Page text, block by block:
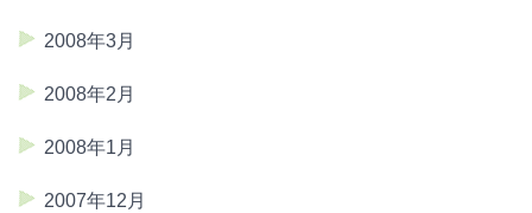
2008年3月
2008年2月
2008年1月
2007年12月